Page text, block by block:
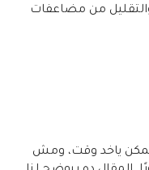
من مضاعفات
ياخد وقت، ومش